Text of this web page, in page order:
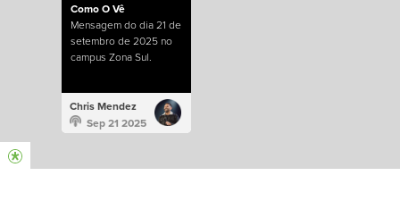
Como O Vê
Mensagem do dia 21 de
setembro de 2025 no
campus Zona Sul.
Chris Mendez
Sep 21 2025